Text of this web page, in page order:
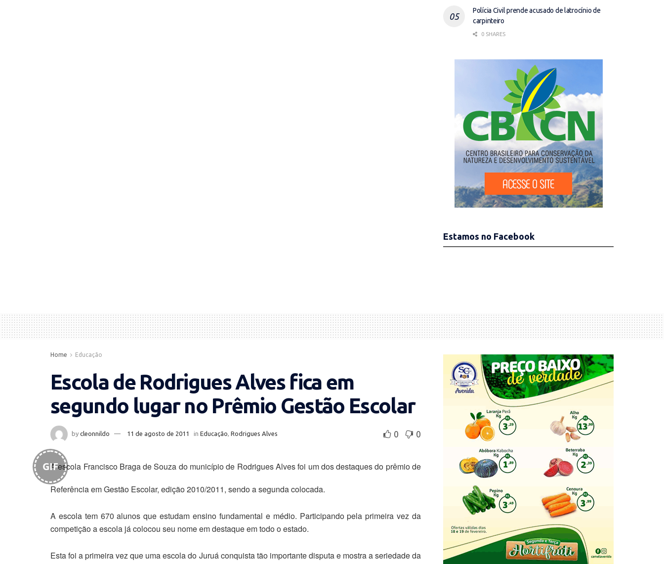
Polícia Civil prende acusado de latrocínio de
carpinteiro
0 SHARES
Estamos no Facebook
Home Educação
Escola de Rodrigues Alves fica em
segundo lugar no Prêmio Gestão Escolar
by cleonnildo 11 de agosto de 2011 in Educação, Rodrigues Alves 0 0
GIFA escola Francisco Braga de Souza do município de Rodrigues Alves foi um dos destaques do prêmio de
Referência em Gestão Escolar, edição 2010/2011, sendo a segunda colocada.
A escola tem 670 alunos que estudam ensino fundamental e médio. Participando pela primeira vez da
competição a escola já colocou seu nome em destaque em todo o estado.
Esta foi a primeira vez que uma escola do Juruá conquista tão importante disputa e mostra a seriedade da